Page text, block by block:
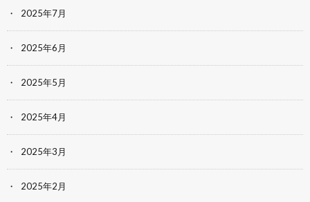
2025年7月
2025年6月
2025年5月
2025年4月
2025年3月
2025年2月